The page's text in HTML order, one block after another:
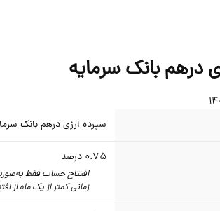
درهم بانک سرمایه
سپرده ارزی درهم بانک
0.75 درصد
افتتاح حساب فقط
زمانی کمتر از یک ماه